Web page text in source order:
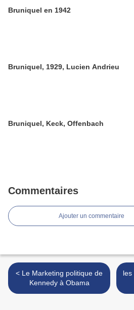
Bruniquel en 1942
Bruniquel, 1929, Lucien Andrieu
Bruniquel, Keck, Offenbach
Commentaires
Ajouter un commentaire
< Le Marketing politique de
Kennedy à Obama
les